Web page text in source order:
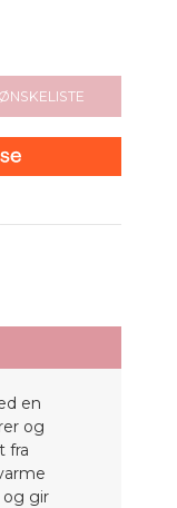
ØNSKELISTE
en
og
fra
og gir